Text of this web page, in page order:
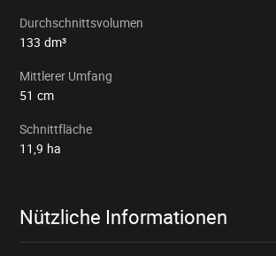
Durchschnittsvolumen
133 dm³
Mittlerer Umfang
51 cm
Schnittfläche
11,9 ha
Nützliche Informationen